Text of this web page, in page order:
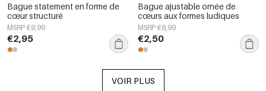
Bague statement en forme de
cœur structuré
MSRP €9,99
€2,95
Bague ajustable ornée de
cœurs aux formes ludiques
MSRP €8,99
€2,50
VOIR PLUS